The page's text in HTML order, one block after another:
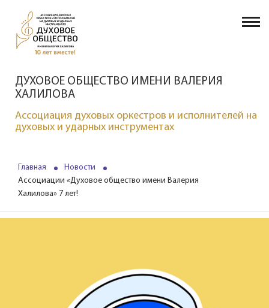
ДУХОВОЕ ОБЩЕСТВО ИМЕНИ ВАЛЕРИЯ
ХАЛИЛОВА
Ассоциация духовых оркестров и исполнителей на
духовых и ударных инструментах
Главная
Новости
Ассоциации «Духовое общество имени Валерия
Халилова» 7 лет!